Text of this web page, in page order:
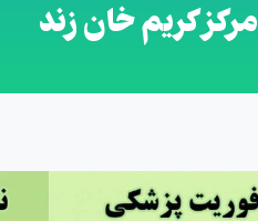
مرکز کریم خان زند